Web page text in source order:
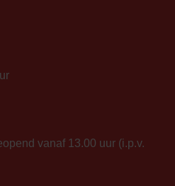
vanaf 13.00 uur (i.p.v.